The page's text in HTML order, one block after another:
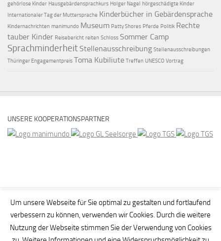
gehörlose Kinder Hausgebärdensprachkurs Holger Nagel
hörgeschädigte Kinder
Internationaler Tag der Muttersprache Kinderbücher in Gebärdensprache
Kindernachrichten manimundo Museum Patty Shores Pferde Politik Rechte
tauber Kinder Reisebericht reiten Schloss Sommer Camp
Sprachminderheit Stellenausschreibung Stellenausschreibungen
Thüringer Engagementpreis Toma Kubiliute Treffen UNESCO Vortrag
UNSERE KOOPERATIONSPARTNER
Um unsere Webseite für Sie optimal zu gestalten und fortlaufend
verbessern zu können, verwenden wir Cookies. Durch die weitere
Nutzung der Webseite stimmen Sie der Verwendung von Cookies